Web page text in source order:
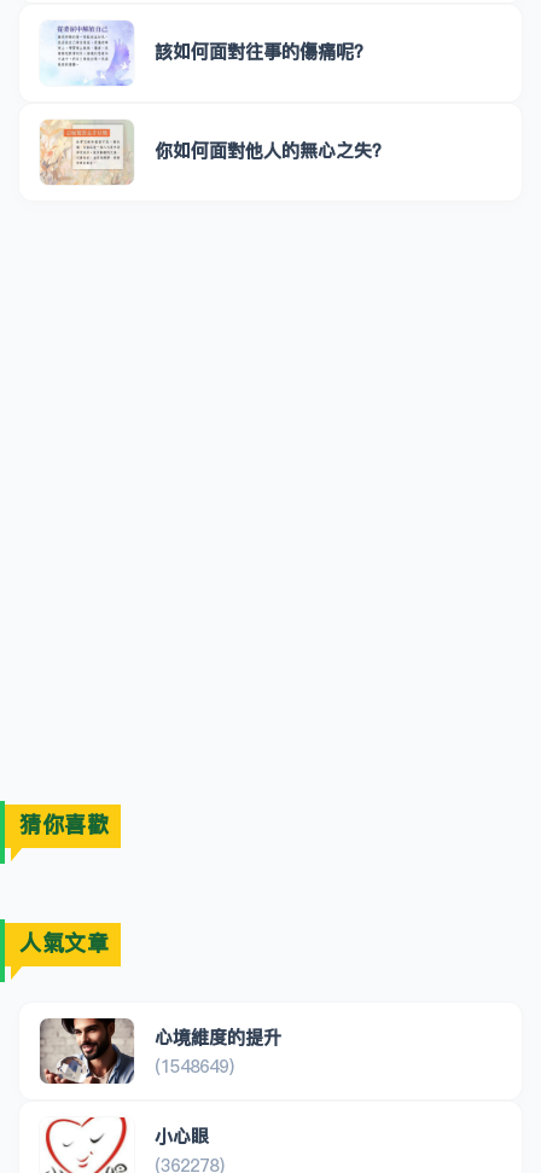
該如何面對往事的傷痛呢？
你如何面對他人的無心之失？
猜你喜歡
人氣文章
心境維度的提升
(1548649)
小心眼
(362278)